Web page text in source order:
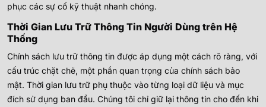
phục các sự cố kỹ thuật nhanh chóng.
Thời Gian Lưu Trữ Thông Tin Người Dùng trên Hệ
Thống
Chính sách lưu trữ thông tin được áp dụng một cách rõ ràng, với
cấu trúc chặt chẽ, một phần quan trọng của chính sách bảo
mật. Thời gian lưu trữ phụ thuộc vào từng loại dữ liệu và mục
đích sử dụng ban đầu. Chúng tôi chỉ giữ lại thông tin cho đến khi